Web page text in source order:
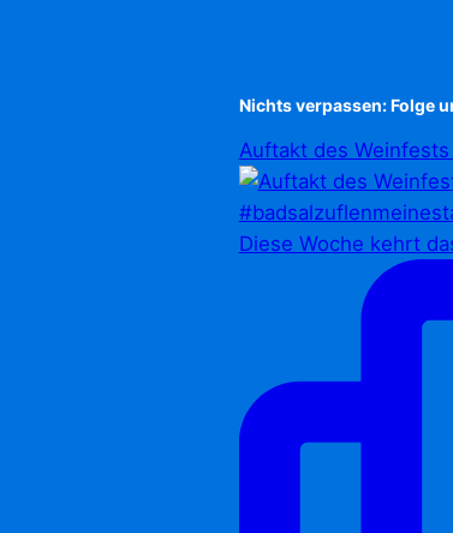
Nichts verpassen: Folge
Auftakt des
Diese Woche kehrt